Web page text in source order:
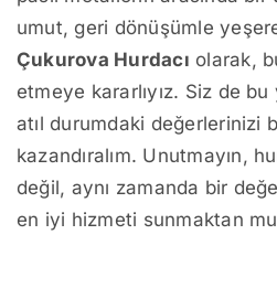
umut, geri dönüşümle
Çukurova Hurdacı olarak,
etmeye kararlıyız. Siz de
atıl durumdaki değerlerinizi
kazandıralım. Unutmayın,
değil, aynı zamanda bir
en iyi hizmeti sunmaktan